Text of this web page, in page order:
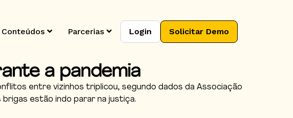
Conteúdos Parcerias Login Solicitar Demo
a pandemia
entre vizinhos triplicou, segundo dados da Associação
estão indo parar na justiça.